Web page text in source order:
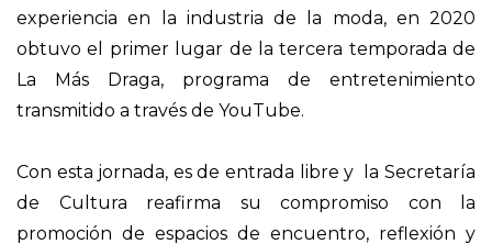
experiencia en la industria de la moda, en 2020
obtuvo el primer lugar de la tercera temporada de
La Más Draga, programa de entretenimiento
transmitido a través de YouTube.
Con esta jornada, es de entrada libre y la Secretaría
de Cultura reafirma su compromiso con la
promoción de espacios de encuentro, reflexión y